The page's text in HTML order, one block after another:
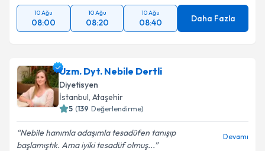
10 Ağu
08:00
10 Ağu
08:20
10 Ağu
08:40 Daha Fazla
Uzm. Dyt. Nebile Dertli
Diyetisyen
İstanbul, Ataşehir
5 (139 Değerlendirme)
Nebile hanımla adaşımla tesadüfen tanışıp
başlamıştık. Ama iyiki tesadüf olmuş...
Devamı